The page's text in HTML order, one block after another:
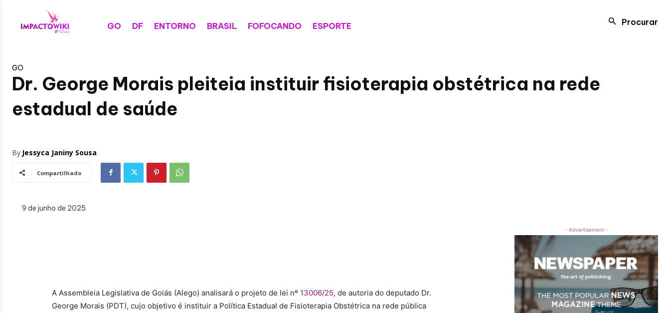
GO DF ENTORNO BRASIL FOFOCANDO ESPORTE Procurar
GO
Dr. George Morais pleiteia instituir fisioterapia obstétrica na rede
estadual de saúde
By Jessyca Janiny Sousa
Compartilhado
9 de junho de 2025
A Assembleia Legislativa de Goiás (Alego) analisará o projeto de lei nº 13006/25, de autoria do deputado Dr.
George Morais (PDT), cujo objetivo é instituir a Política Estadual de Fisioterapia Obstétrica na rede pública
- Advertisement -